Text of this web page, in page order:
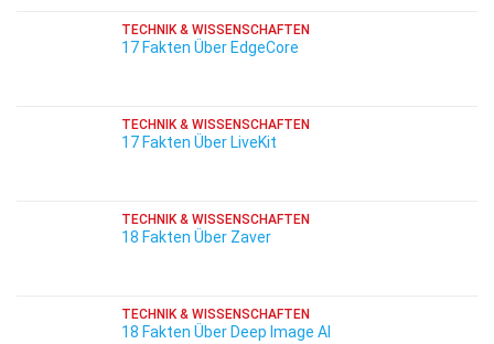
TECHNIK & WISSENSCHAFTEN
17 Fakten Über EdgeCore
TECHNIK & WISSENSCHAFTEN
17 Fakten Über LiveKit
TECHNIK & WISSENSCHAFTEN
18 Fakten Über Zaver
TECHNIK & WISSENSCHAFTEN
18 Fakten Über Deep Image AI